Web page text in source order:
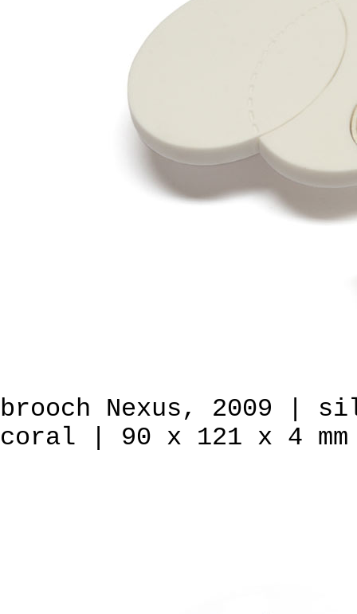
brooch Nexus, 2009 |
coral | 90 x 121 x 4 mm